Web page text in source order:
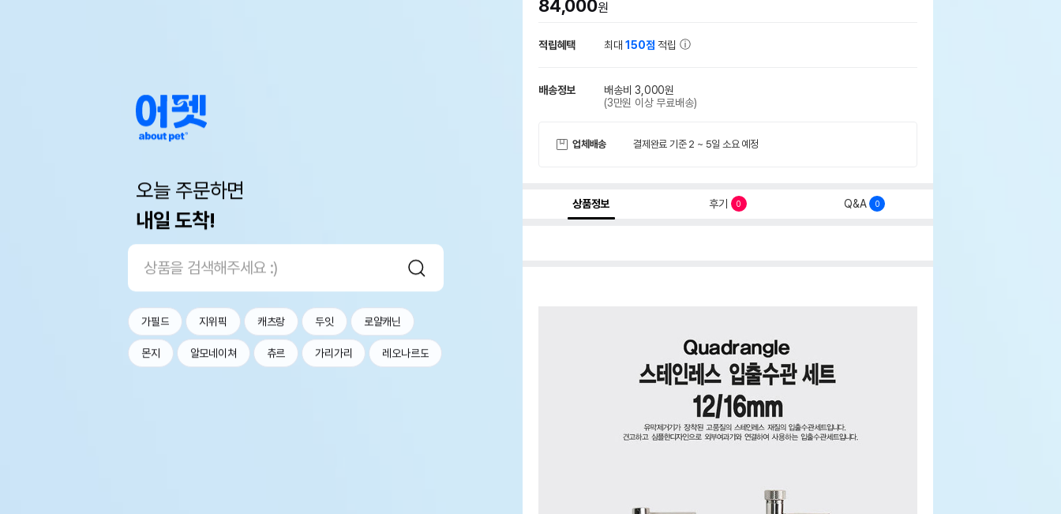
오늘 주문하면
내일 도착!
가필드 지위픽 캐츠랑 두잇 로얄캐닌
몬지 알모네이쳐 츄르 가리가리 레오나르도
84,000원
적립혜택 최대150점 적립
배송정보
배송비 3,000원
(3만원 이상 무료배송)
업체배송 결제완료 기준 2 ~ 5일 소요 예정
상품정보 후기 0 Q&A 0